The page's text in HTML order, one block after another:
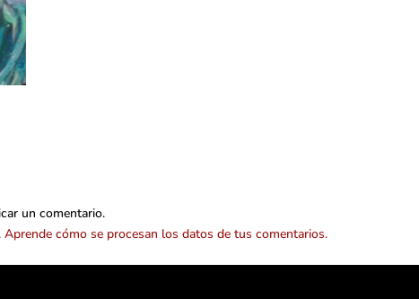
un comentario.
Aprende cómo se procesan los datos de tus comentarios.